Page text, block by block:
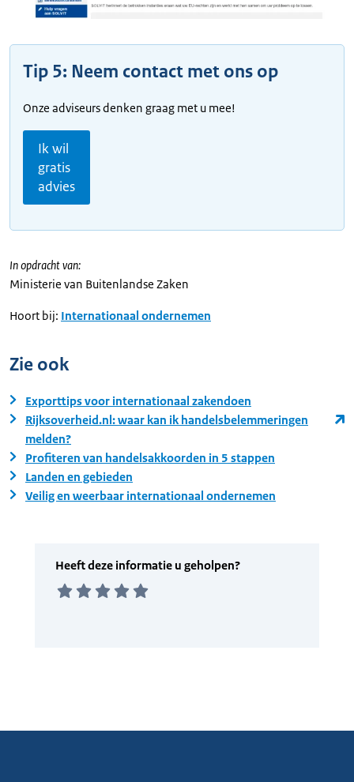
Tip 5: Neem contact met ons op
Onze adviseurs denken graag met u mee!
Ik wil
gratis
advies
In opdracht van:
Ministerie van Buitenlandse Zaken
Hoort bij: Internationaal ondernemen
Zie ook
Exporttips voor internationaal zakendoen
Rijksoverheid.nl: waar kan ik handelsbelemmeringen
melden?
Profiteren van handelsakkoorden in 5 stappen
Landen en gebieden
Veilig en weerbaar internationaal ondernemen